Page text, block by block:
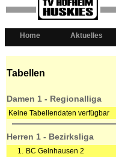
Home Aktuelles
Tabellen
Damen 1 - Regionalliga
Keine Tabellendaten verfügbar
Herren 1 - Bezirksliga
1. BC Gelnhausen 2